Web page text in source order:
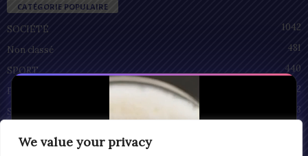
We value your privacy
CATÉGORIE POPULAIRE
SOCIÉTÉ
1042
Non classé
481
SPORT
440
POLITIQUE
212
SANTÉ
93